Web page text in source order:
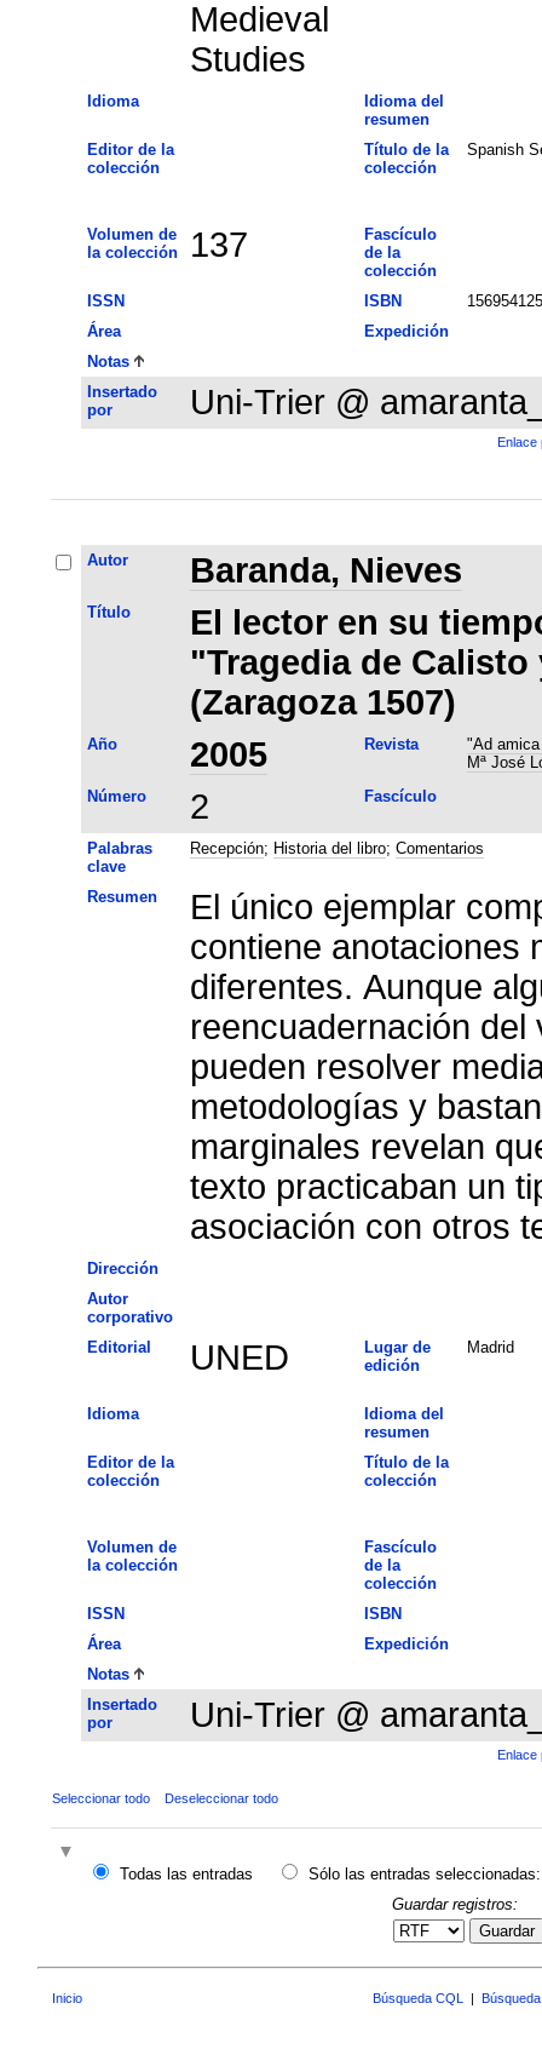
Medieval
Studies
Idioma
Idioma del
resumen
Editor de la
colección
Título de la
colección
Spanish
Volumen de
la colección
137
Fascículo
de la
colección
ISSN
ISBN
Área
Expedición
Notas
Insertado
por
Uni-Trier @
Enlace
Autor Baranda, Nieves
Título
El lector en su
"Tragedia de Calisto
(Zaragoza 1507)
Año 2005 Revista
"Ad
Mª José
Número
2 Fascículo
Palabras
clave
Recepción; Historia del libro; Comentarios
Resumen
El único ejemplar
contiene anotaciones
diferentes. Aunque
reencuadernación
pueden resolver
metodologías y
marginales revelan
texto practicaban un
asociación con otros
Dirección
Autor
corporativo
Editorial
UNED
Lugar de
edición
Madrid
Idioma
Idioma del
resumen
Editor de la
colección
Título de la
colección
Volumen de
la colección
Fascículo
de la
colección
ISSN
ISBN
Área
Expedición
Notas
Insertado
por
Uni-Trier @
Enlace
Seleccionar todo Deseleccionar todo
Todas las entradas
Sólo las entradas seleccionadas:
Guardar registros:
Guardar
Inicio Búsqueda CQL